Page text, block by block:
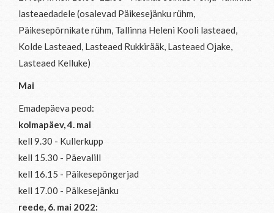
lasteaedadele (osalevad Päikesejänku rühm,
Päikesepõrnikate rühm, Tallinna Heleni Kooli lasteaed,
Kolde Lasteaed, Lasteaed Rukkirääk, Lasteaed Ojake,
Lasteaed Kelluke)
Mai
Emadepäeva peod:
kolmapäev, 4. mai
kell 9.30 - Kullerkupp
kell 15.30 - Päevalill
kell 16.15 - Päikesepõngerjad
kell 17.00 - Päikesejänku
reede, 6. mai 2022: